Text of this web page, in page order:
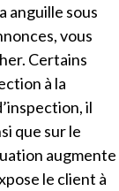
anguille sous
vous
Certains
à la
il
que sur le
augmente
le client à